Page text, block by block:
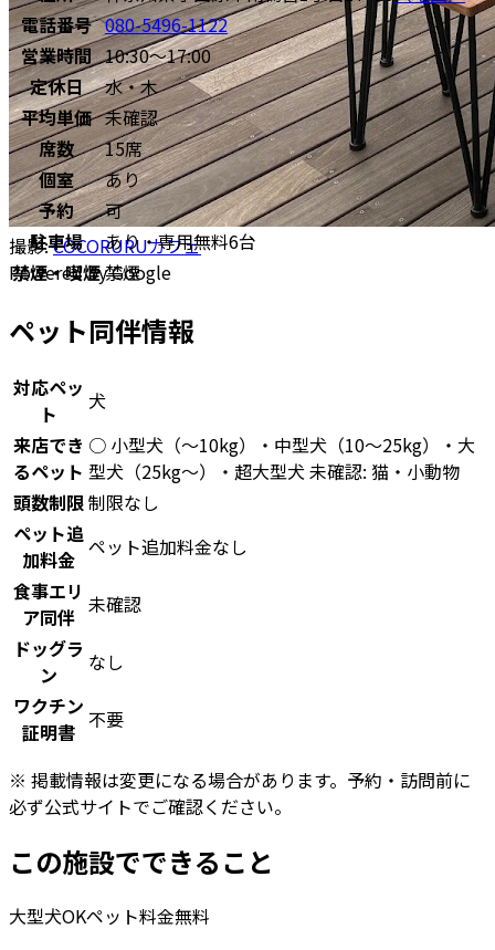
撮影:COCORURUカフェ
Powered by Google
電話番号 080-5496-1122
営業時間 10:30～17:00
定休日
水・木
平均単価 未確認
席数
15席
個室
あり
予約
可
駐車場
あり・専用無料6台
禁煙・喫煙禁煙
ペット同伴情報
対応ペッ
ト
犬
来店でき
るペット
○ 小型犬（〜10kg）・中型犬（10〜25kg）・大
型犬（25kg〜）・超大型犬 未確認: 猫・小動物
頭数制限制限なし
ペット追
加料金 ペット追加料金なし
食事エリ
ア同伴 未確認
ドッグラ
ン
なし
ワクチン
証明書 不要
※ 掲載情報は変更になる場合があります。予約・訪問前に
必ず公式サイトでご確認ください。
この施設でできること
大型犬OKペット料金無料